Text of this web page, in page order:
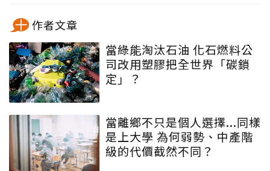
作者文章
當綠能淘汰石油 化石燃料公
司改用塑膠把全世界「碳鎖
定」？
當離鄉不只是個人選擇...同樣
是上大學 為何弱勢、中產階
級的代價截然不同？